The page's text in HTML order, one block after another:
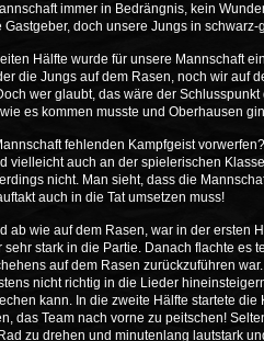
immer in Bedrängnis, kein
Gastgeber, doch unsere Jungs in
Hälfte wurde für unsere Mannschaft
die Jungs auf dem Rasen, noch wir auf
wer glaubt, das wäre der
es kommen musste und Oberhausen
fehlenden Kampfgeist
vielleicht auch an der spielerischen
nicht. Man sieht, dass die
auch in die Tat umsetzen muss!
ab wie auf dem Rasen, war in der ersten
sehr stark in die Partie. Danach flachte
auf dem Rasen zurückzuführen
nicht richtig in die Lieder
kann. In die zweite Hälfte startete
das Team nach vorne zu peitschen!
zu drehen und minutenlang lautstark